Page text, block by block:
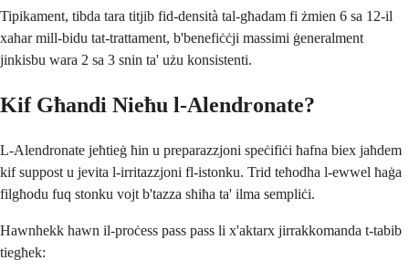
Tipikament, tibda tara titjib fid-densità tal-għadam fi żmien 6 sa 12-il
xahar mill-bidu tat-trattament, b'benefiċċji massimi ġeneralment
jinkisbu wara 2 sa 3 snin ta' użu konsistenti.
Kif Għandi Nieħu l-Alendronate?
L-Alendronate jeħtieġ ħin u preparazzjoni speċifiċi ħafna biex jaħdem
kif suppost u jevita l-irritazzjoni fl-istonku. Trid teħodha l-ewwel ħaġa
filgħodu fuq stonku vojt b'tazza sħiħa ta' ilma sempliċi.
Hawnhekk hawn il-proċess pass pass li x'aktarx jirrakkomanda t-tabib
tiegħek: